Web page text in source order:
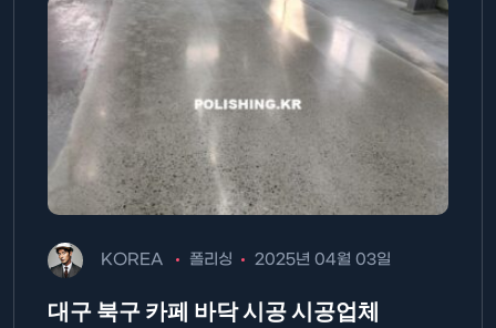
KOREA 폴리싱 2025년 04월 03일
대구 북구 카페 바닥 시공 시공업체